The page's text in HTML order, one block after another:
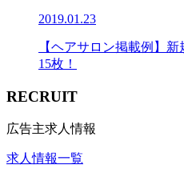
2019.01.23
【ヘアサロン掲載例】
15枚！
RECRUIT
広告主求人情報
求人情報一覧